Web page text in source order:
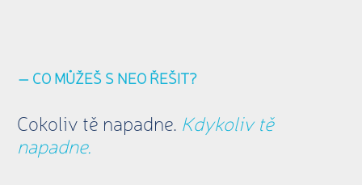
— CO MŮŽEŠ S NEO ŘEŠIT?
Cokoliv tě napadne. Kdykoliv tě
napadne.